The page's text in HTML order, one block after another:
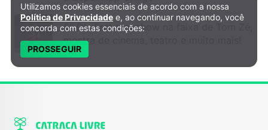
6º DH Fest tem show na faixa de Tom Zé,
mostra de cinema, teatro e muito mais!
Política de Privacidade e Cookies
Utilizamos cookies essenciais de acordo com a nossa
Política de Privacidade e, ao continuar navegando, você
concorda com estas condições:
PROSSEGUIR